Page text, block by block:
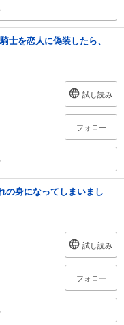
を恋人に偽装したら、
試し読み
フォロー
の身になってしまいまし
試し読み
フォロー